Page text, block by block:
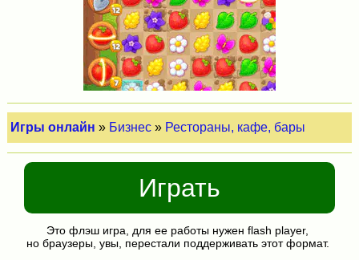
Игры онлайн » Бизнес » Рестораны, кафе, бары
Играть
Это флэш игра, для ее работы нужен flash player,
но браузеры, увы, перестали поддерживать этот формат.